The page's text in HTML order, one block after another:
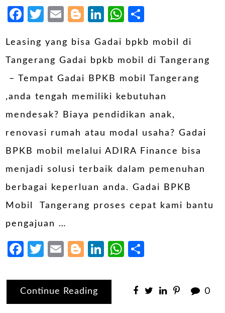
Facebook
Twitter
EmailBlogger
LinkedIn
WhatsApp
Leasing yang bisa Gadai bpkb mobil di
Tangerang Gadai bpkb mobil di Tangerang
– Tempat Gadai BPKB mobil Tangerang
,anda tengah memiliki kebutuhan
mendesak? Biaya pendidikan anak,
renovasi rumah atau modal usaha? Gadai
BPKB mobil melalui ADIRA Finance bisa
menjadi solusi terbaik dalam pemenuhan
berbagai keperluan anda. Gadai BPKB
Mobil Tangerang proses cepat kami bantu
pengajuan …
Facebook
Twitter
EmailBlogger
LinkedIn
WhatsApp
Continue Reading 0